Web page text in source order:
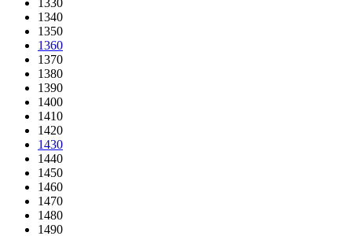
1330
1340
1350
1360
1370
1380
1390
1400
1410
1420
1430
1440
1450
1460
1470
1480
1490